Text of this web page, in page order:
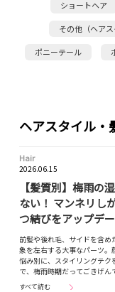
ショートヘア
その他（ヘアス
ポニーテール
ヘアスタイル・
Hair
2026.06.15
【髪質別】梅雨の
ない！ マンネリし
つ結びをアップデー
前髪や後れ毛、サイドを含め
象を左右する大事なパーツ。
悩み別に、スタイリングテク
で、梅雨時期だってごきげ
すべて読む